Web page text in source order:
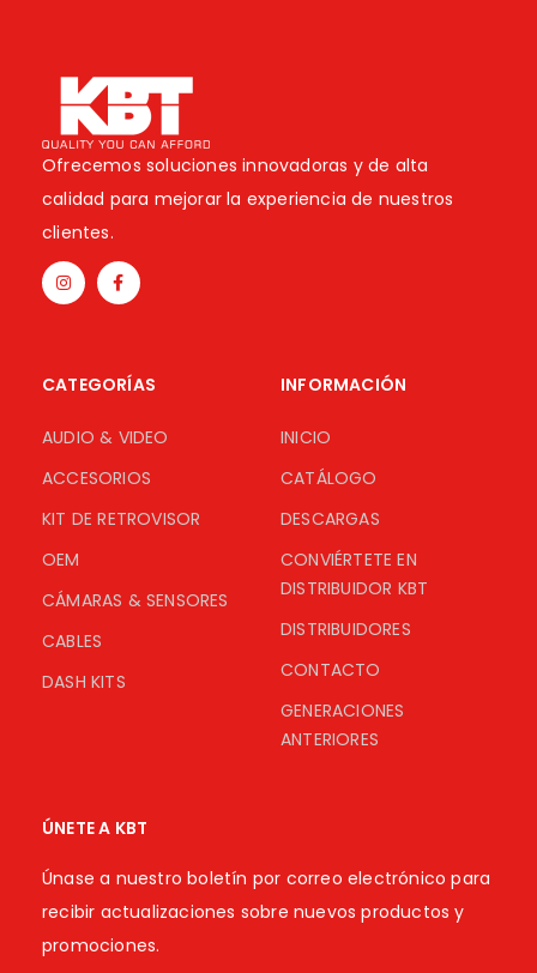
Ofrecemos soluciones innovadoras y de alta
calidad para mejorar la experiencia de nuestros
clientes.
CATEGORÍAS
AUDIO & VIDEO
ACCESORIOS
KIT DE RETROVISOR
OEM
CÁMARAS & SENSORES
CABLES
DASH KITS
INFORMACIÓN
INICIO
CATÁLOGO
DESCARGAS
CONVIÉRTETE EN
DISTRIBUIDOR KBT
DISTRIBUIDORES
CONTACTO
GENERACIONES
ANTERIORES
ÚNETE A KBT
Únase a nuestro boletín por correo electrónico para
recibir actualizaciones sobre nuevos productos y
promociones.